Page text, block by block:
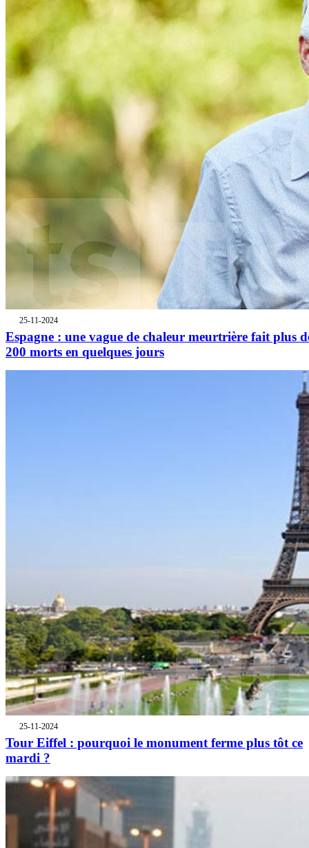
25-11-2024
Espagne : une vague de chaleur meurtrière fait plus
200 morts en quelques jours
25-11-2024
Tour Eiffel : pourquoi le monument ferme plus tôt ce
mardi ?